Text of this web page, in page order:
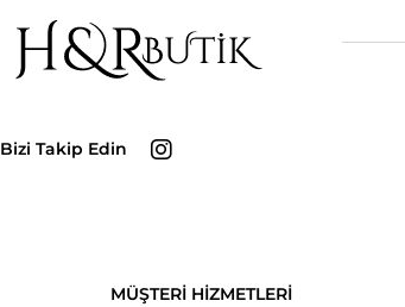
Bizi Takip Edin
MÜŞTERİ HİZMETLERİ